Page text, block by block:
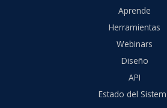
Aprende
Herramientas
Webinars
Diseño
API
Estado del